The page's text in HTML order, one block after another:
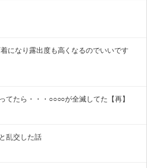
になり露出度も高くなるのでいいです
てたら・・・○○○○が全滅してた【再】
乱交した話